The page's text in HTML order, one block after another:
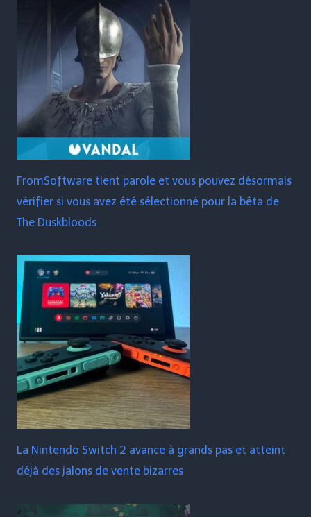
FromSoftware tient parole et vous pouvez désormais
vérifier si vous avez été sélectionné pour la bêta de
The Duskbloods
La Nintendo Switch 2 avance à grands pas et atteint
déjà des jalons de vente bizarres